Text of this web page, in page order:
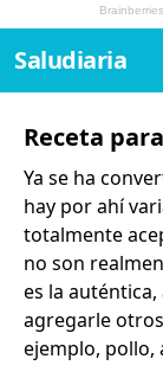
Saludiaria
Receta
Ya se ha
hay por ahí
totalmente
no son
es la
agregarle
ejemplo, pollo,